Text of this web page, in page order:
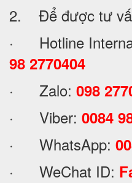
2. Để được tư
· Hotline
98 2770404
· Zalo: 098
· Viber: 0084
· WhatsApp:
· WeChat ID: